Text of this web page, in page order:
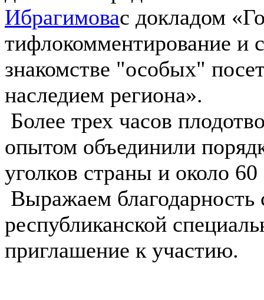
Ибрагимовас докладом
тифлокомментирование и
знакомстве "особых"
наследием региона».
Более трех часов
опытом объединили
уголков страны и около
Выражаем
республиканской
приглашение к участию.